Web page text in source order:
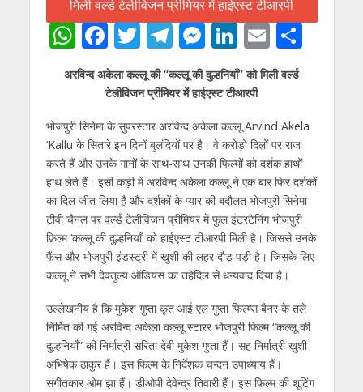
W
h
at
s
A
p
p
F
ac
e
b
o
o
k
T
w
itt
T
el
e
gr
a
m
M
e
ss
e
n
g
er
Li
n
k
e
dI
n
E
m
ai
l
S
e
अरविन्द अकेला कल्लू की “कल्लू की दुल्हनियाँ” को मिली वर्ल्ड
टेलीविजन प्रीमियर में हाईएस्ट टीआरपी
भोजपुरी सिनेमा के सुपरस्टार अरविन्द अकेला कल्लू Arvind Akela
‘Kallu के सितारे इन दिनों बुलंदियों पर है। वे करोड़ो दिलों पर राज
करते हैं और उनके गानों के साथ-साथ उनकी फिल्मों को दर्शक हाथों
हाथ लेते हैं। इसी कड़ी में अरविन्द अकेला कल्लू ने एक बार फिर दर्शकों
का दिल जीत लिया है और दर्शकों के प्यार की बदौलत भोजपुरी सिनेमा
टीवी चैनल पर वर्ल्ड टेलीविजन प्रीमियर में फुल इंटरटेनिंग भोजपुरी
फ़िल्म ‘कल्लू की दुल्हनियाँ’ को हाईएस्ट टीआरपी मिली है। जिससे उनके
फैंस और भोजपुरी इंडस्ट्री में खुशी की लहर दौड़ पड़ी है। जिसके लिए
कल्लू ने सभी देवतुल्य ऑडियंस का तहेदिल से धन्यवाद दिया है।
उल्लेखनीय है कि मुकेश गुप्ता कृत आई एल गुप्ता फिल्म्स बैनर के तले
निर्मित की गई अरविन्द अकेला कल्लू स्टारर भोजपुरी फिल्म “कल्लू की
दुल्हनियाँ” की निर्मात्री सरिता देवी मुकेश गुप्ता हैं। सह निर्मात्री खुशी
अभिषेक ठाकुर हैं। इस फिल्म के निर्देशक चन्दन उपाध्याय हैं।
संगीतकार ओम झा हैं। डीओपी देवेन्द्र तिवारी हैं। इस फिल्म की शूटिंग